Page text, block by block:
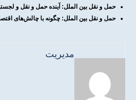
حمل و نقل بین الملل: آینده حمل و نقل و
حمل و نقل بین الملل: چگونه با چالش‌های
مدیریت